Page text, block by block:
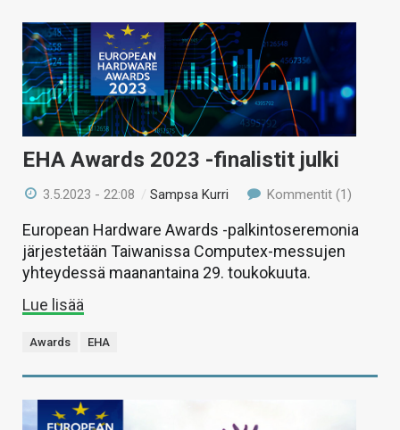
EHA Awards 2023 -finalistit julki
3.5.2023 - 22:08 /Sampsa Kurri Kommentit (1)
European Hardware Awards -palkintoseremonia
järjestetään Taiwanissa Computex-messujen
yhteydessä maanantaina 29. toukokuuta.
Lue lisää
Awards EHA